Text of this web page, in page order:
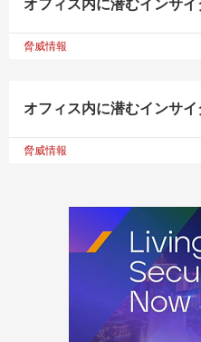
オフィス内に潜むインサイ
脅威情報
オフィス内に潜むインサイ
脅威情報